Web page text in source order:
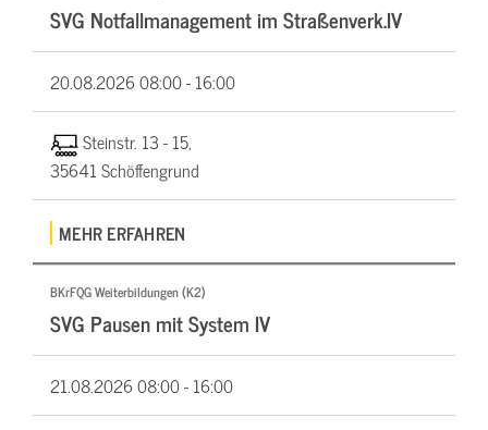
SVG Notfallmanagement im Straßenverk.IV
20.08.202608:00 - 16:00
Steinstr. 13 - 15,
35641 Schöffengrund
MEHR ERFAHREN
BKrFQG Weiterbildungen (K2)
SVG Pausen mit System IV
21.08.202608:00 - 16:00